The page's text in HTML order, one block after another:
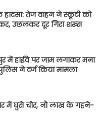
हादसा: तेज वाहन ने स्कूटी को
उछलकर दूर गिरा शख्स
में हाईवे पर जाम लगाकर मना
ने दर्ज किया मामला
घुसे चोर, नौ लाख के गहने-